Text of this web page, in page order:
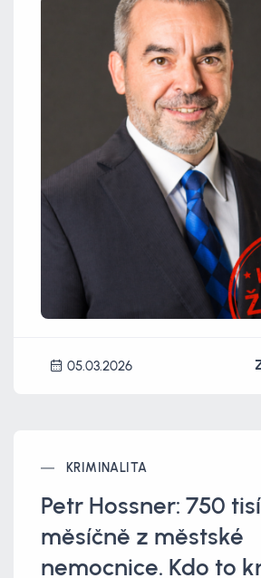
05.03.2026
KRIMINALITA
Petr Hossner: 750
měsíčně z městské
nemocnice. Kdo to